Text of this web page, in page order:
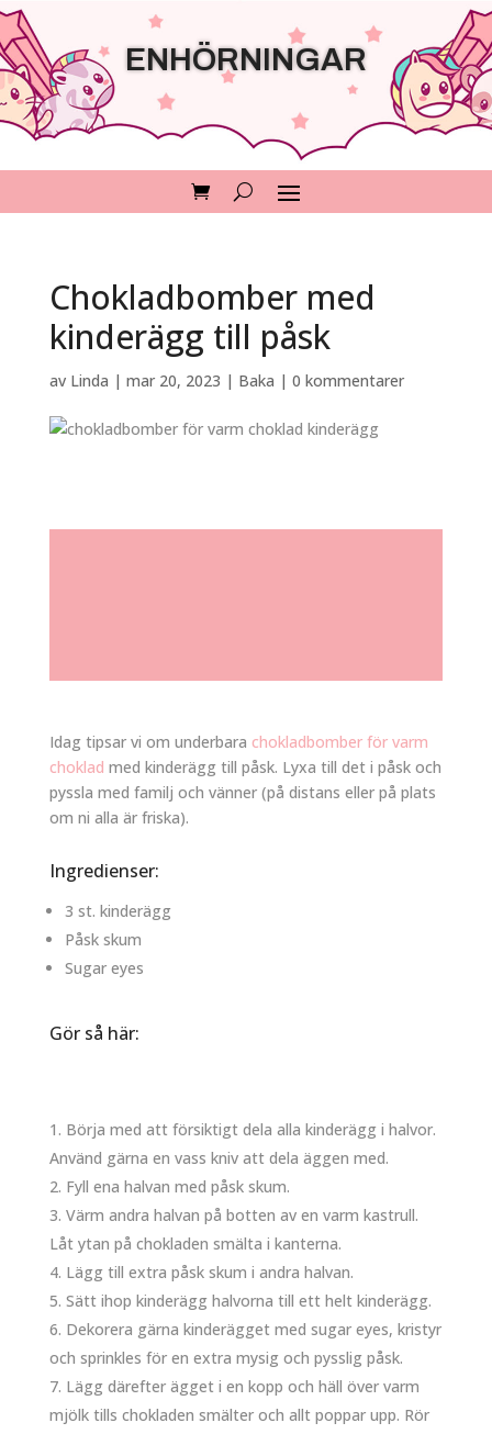
ENHÖRNINGAR
Chokladbomber med
kinderägg till påsk
av Linda | mar 20, 2023 | Baka | 0 kommentarer
Idag tipsar vi om underbara chokladbomber för varm
choklad med kinderägg till påsk. Lyxa till det i påsk och
pyssla med familj och vänner (på distans eller på plats
om ni alla är friska).
Ingredienser:
3 st. kinderägg
Påsk skum
Sugar eyes
Gör så här:
Börja med att försiktigt dela alla kinderägg i halvor.
Använd gärna en vass kniv att dela äggen med.
Fyll ena halvan med påsk skum.
Värm andra halvan på botten av en varm kastrull.
Låt ytan på chokladen smälta i kanterna.
Lägg till extra påsk skum i andra halvan.
Sätt ihop kinderägg halvorna till ett helt kinderägg.
Dekorera gärna kinderägget med sugar eyes, kristyr
och sprinkles för en extra mysig och pysslig påsk.
Lägg därefter ägget i en kopp och häll över varm
mjölk tills chokladen smälter och allt poppar upp. Rör